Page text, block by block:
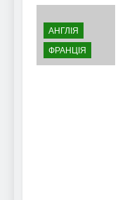
АНГЛІЯ
ФРАНЦІЯ